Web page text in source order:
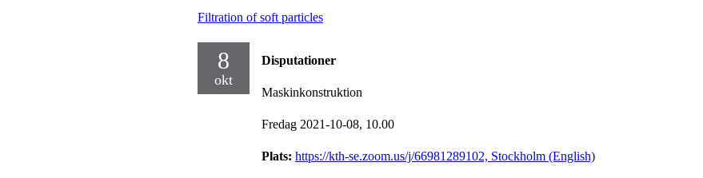
Filtration of soft particles
8
okt
Disputationer
Maskinkonstruktion
Fredag 2021-10-08, 10.00
Plats: https://kth-se.zoom.us/j/66981289102, Stockholm (English)